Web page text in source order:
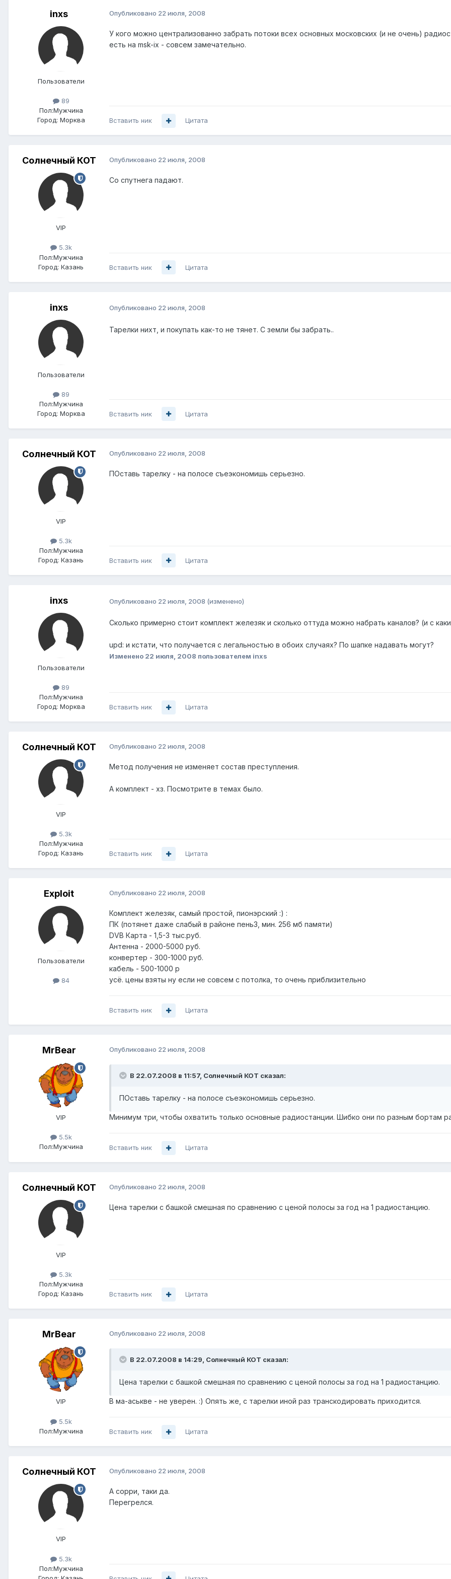
inxs
Пользователи
89
Пол:Мужчина
Город: Морква
Опубликовано 22 июля, 2008
У кого можно централизованно забрать потоки всех основных московских (и не очень)
есть на msk-ix - совсем замечательно.
Вставить ник Цитата
Солнечный КОТ
VIP
5.3k
Пол:Мужчина
Город: Казань
Опубликовано 22 июля, 2008
Со спутнега падают.
Вставить ник Цитата
inxs
Пользователи
89
Пол:Мужчина
Город: Морква
Опубликовано 22 июля, 2008
Тарелки нихт, и покупать как-то не тянет. С земли бы забрать..
Вставить ник Цитата
Солнечный КОТ
VIP
5.3k
Пол:Мужчина
Город: Казань
Опубликовано 22 июля, 2008
ПОставь тарелку - на полосе съеэкономишь серьезно.
Вставить ник Цитата
inxs
Пользователи
89
Пол:Мужчина
Город: Морква
Опубликовано 22 июля, 2008 (изменено)
Сколько примерно стоит комплект железяк и сколько оттуда можно набрать каналов? (и с
upd: и кстати, что получается с легальностью в обоих случаях? По шапке надавать могут?
Изменено 22 июля, 2008 пользователем inxs
Вставить ник Цитата
Солнечный КОТ
VIP
5.3k
Пол:Мужчина
Город: Казань
Опубликовано 22 июля, 2008
Метод получения не изменяет состав преступления.
А комплект - хз. Посмотрите в темах было.
Вставить ник Цитата
Exploit
Пользователи
84
Опубликовано 22 июля, 2008
Комплект железяк, самый простой, пионэрский :) :
ПК (потянет даже слабый в районе пень3, мин. 256 мб памяти)
DVB Карта - 1,5-3 тыс.руб.
Антенна - 2000-5000 руб.
конвертер - 300-1000 руб.
кабель - 500-1000 р
усё. цены взяты ну если не совсем с потолка, то очень приблизительно
Вставить ник Цитата
MrBear
VIP
5.5k
Пол:Мужчина
Опубликовано 22 июля, 2008
В 22.07.2008 в 11:57, Солнечный КОТ сказал:
ПОставь тарелку - на полосе съеэкономишь серьезно.
Минимум три, чтобы охватить только основные радиостанции. Шибко они по разным бортам
Вставить ник Цитата
Солнечный КОТ
VIP
5.3k
Пол:Мужчина
Город: Казань
Опубликовано 22 июля, 2008
Цена тарелки с башкой смешная по сравнению с ценой полосы за год на 1 радиостанцию.
Вставить ник Цитата
MrBear
VIP
5.5k
Пол:Мужчина
Опубликовано 22 июля, 2008
В 22.07.2008 в 14:29, Солнечный КОТ сказал:
Цена тарелки с башкой смешная по сравнению с ценой полосы за год на 1 радиостанцию.
В ма-аськве - не уверен. :) Опять же, с тарелки иной раз транскодировать приходится.
Вставить ник Цитата
Солнечный КОТ
VIP
5.3k
Пол:Мужчина
Опубликовано 22 июля, 2008
А сорри, таки да.
Перегрелся.